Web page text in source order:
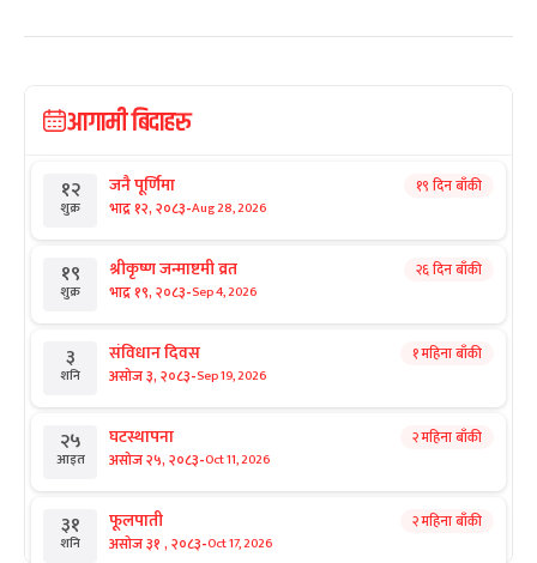
आगामी बिदाहरु
१२
शुक्र
जनै पूर्णिमा
भाद्र १२, २०८३-Aug 28, 2026
१९ दिन बाँकी
१९
शुक्र
श्रीकृष्ण जन्माष्टमी व्रत
भाद्र १९, २०८३-Sep 4, 2026
२६ दिन बाँकी
३
शनि
संविधान दिवस
असोज ३, २०८३-Sep 19, 2026
१ महिना बाँकी
२५
आइत
घटस्थापना
असोज २५, २०८३-Oct 11, 2026
२ महिना बाँकी
३१
शनि
फूलपाती
असोज ३१ , २०८३-Oct 17, 2026
२ महिना बाँकी